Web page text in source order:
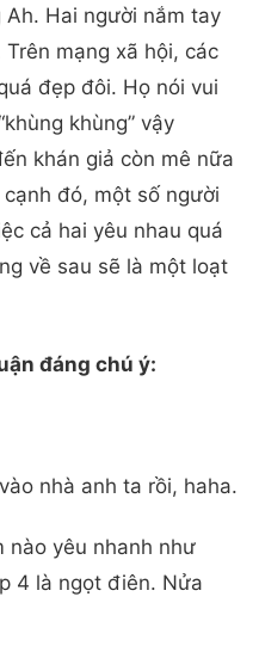
Ah. Hai người nắm tay
mạng xã hội, các
đẹp đôi. Họ nói vui
khùng” vậy
khán giả còn mê nữa
đó, một số người
cả hai yêu nhau quá
về sau sẽ là một loạt
đáng chú ý:
nhà anh ta rồi, haha.
nào yêu nhanh như
4 là ngọt điên. Nửa